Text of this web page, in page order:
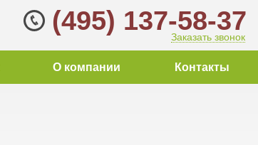
О компании Контакты
(495) 137-58-37
Заказать звонок